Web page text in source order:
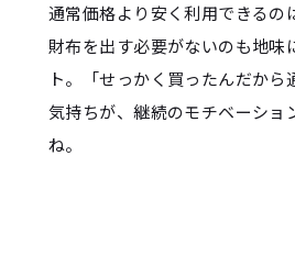
通常価格より安く利用できるの
財布を出す必要がないのも地味
ト。「せっかく買ったんだから
気持ちが、継続のモチベーショ
ね。